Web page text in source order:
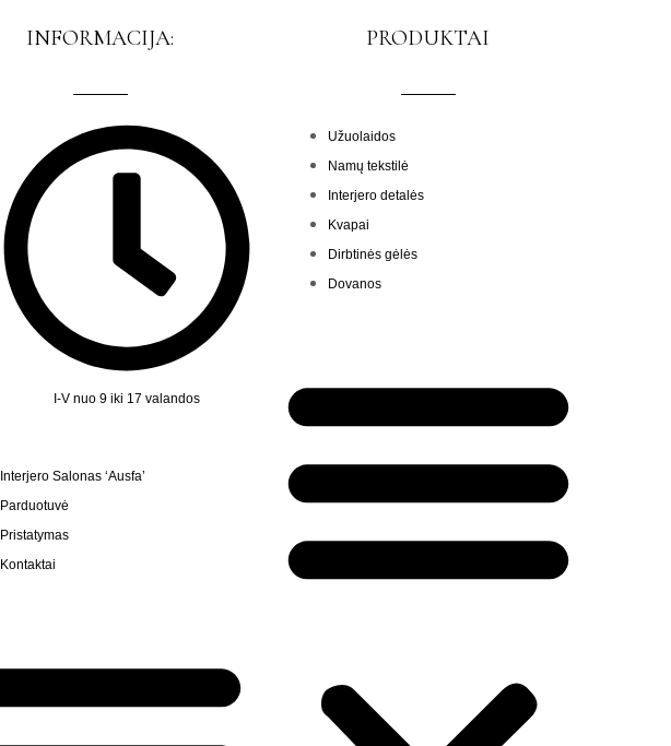
INFORMACIJA:
I-V nuo 9 iki 17 valandos
Interjero Salonas ‘Ausfa’
Parduotuvė
Pristatymas
Kontaktai
Menu
PRODUKTAI
Užuolaidos
Namų tekstilė
Interjero detalės
Kvapai
Dirbtinės gėlės
Dovanos